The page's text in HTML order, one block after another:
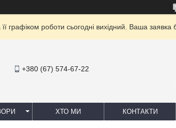
графіком роботи сьогодні вихідний. Ваша
+380 (67) 574-67-22
ХТО МИ КОНТАКТИ